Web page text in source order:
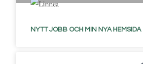
NYTT JOBB OCH MIN NYA HEMSIDA